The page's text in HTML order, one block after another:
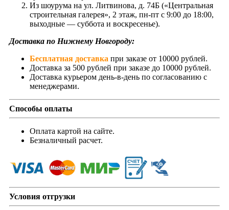
Из шоурума на ул. Литвинова, д. 74Б («Центральная
строительная галерея», 2 этаж, пн-пт с 9:00 до 18:00,
выходные — суббота и воскресенье).
Доставка по Нижнему Новгороду:
Бесплатная доставка при заказе от 10000 рублей.
Доставка за 500 рублей при заказе до 10000 рублей.
Доставка курьером день-в-день по согласованию с
менеджерами.
Способы оплаты
Оплата картой на сайте.
Безналичный расчет.
Условия отгрузки